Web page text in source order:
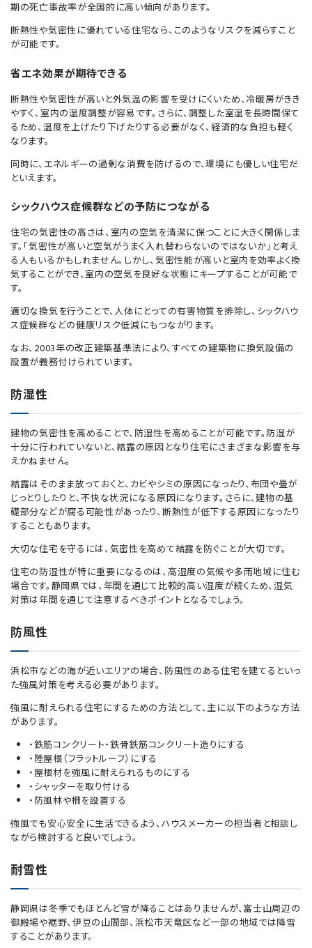
期の死亡事故率が全国的に高い傾向があります。
断熱性や気密性に優れている住宅なら、このようなリスクを減らすこと
が可能です。
省エネ効果が期待できる
断熱性や気密性が高いと外気温の影響を受けにくいため、冷暖房がきき
やすく、室内の温度調整が容易です。さらに、調整した室温を長時間保て
るため、温度を上げたり下げたりする必要がなく、経済的な負担も軽く
なります。
同時に、エネルギーの過剰な消費を防げるので、環境にも優しい住宅だ
といえます。
シックハウス症候群などの予防につながる
住宅の気密性の高さは、室内の空気を清潔に保つことに大きく関係しま
す。「気密性が高いと空気がうまく入れ替わらないのではないか」と考え
る人もいるかもしれません。しかし、気密性能が高いと室内を効率よく換
気することができ、室内の空気を良好な状態にキープすることが可能で
す。
適切な換気を行うことで、人体にとっての有害物質を排除し、シックハウ
ス症候群などの健康リスク低減にもつながります。
なお、2003年の改正建築基準法により、すべての建築物に換気設備の
設置が義務付けられています。
防湿性
建物の気密性を高めることで、防湿性を高めることが可能です。防湿が
十分に行われていないと、結露の原因となり住宅にさまざまな影響を与
えかねません。
結露はそのまま放っておくと、カビやシミの原因になったり、布団や畳が
じっとりしたりと、不快な状況になる原因になります。さらに、建物の基
礎部分などが腐る可能性があったり、断熱性が低下する原因になったり
することもあります。
大切な住宅を守るには、気密性を高めて結露を防ぐことが大切です。
住宅の防湿性が特に重要になるのは、高湿度の気候や多雨地域に住む
場合です。静岡県では、年間を通じて比較的高い湿度が続くため、湿気
対策は年間を通じて注意するべきポイントとなるでしょう。
防風性
浜松市などの海が近いエリアの場合、防風性のある住宅を建てるといっ
た強風対策を考える必要があります。
強風に耐えられる住宅にするための方法として、主に以下のような方法
があります。
・鉄筋コンクリート・鉄骨鉄筋コンクリート造りにする
・陸屋根（フラットルーフ）にする
・屋根材を強風に耐えられるものにする
・シャッターを取り付ける
・防風林や柵を設置する
強風でも安心安全に生活できるよう、ハウスメーカーの担当者と相談し
ながら検討すると良いでしょう。
耐雪性
静岡県は冬季でもほとんど雪が降ることはありませんが、富士山周辺の
御殿場や裾野、伊豆の山間部、浜松市天竜区など一部の地域では降雪
することがあります。